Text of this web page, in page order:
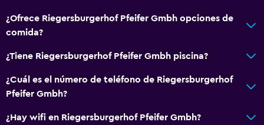
Baño privado
Actividades
Paseos a caballo
Senderismo
Ciclismo
¿Ofrece Riegersburgerhof Pfeifer Gmbh opciones de
comida?
¿Tiene Riegersburgerhof Pfeifer Gmbh piscina?
¿Cuál es el número de teléfono de Riegersburgerhof
Pfeifer Gmbh?
¿Hay wifi en Riegersburgerhof Pfeifer Gmbh?